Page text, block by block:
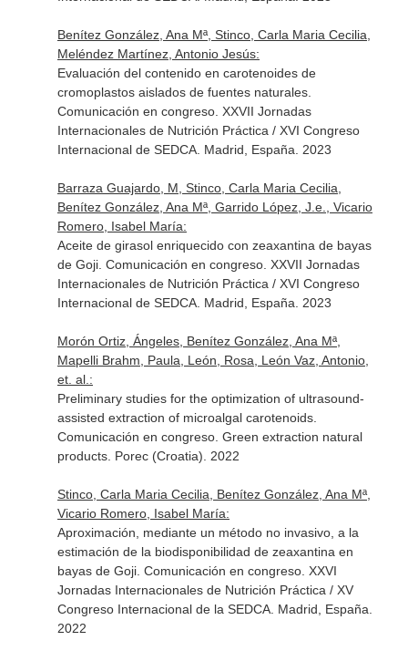
Benítez González, Ana Mª, Stinco, Carla Maria Cecilia,
Meléndez Martínez, Antonio Jesús:
Evaluación del contenido en carotenoides de
cromoplastos aislados de fuentes naturales.
Comunicación en congreso. XXVII Jornadas
Internacionales de Nutrición Práctica / XVI Congreso
Internacional de SEDCA. Madrid, España. 2023
Barraza Guajardo, M, Stinco, Carla Maria Cecilia,
Benítez González, Ana Mª, Garrido López, J.e., Vicario
Romero, Isabel María:
Aceite de girasol enriquecido con zeaxantina de bayas
de Goji. Comunicación en congreso. XXVII Jornadas
Internacionales de Nutrición Práctica / XVI Congreso
Internacional de SEDCA. Madrid, España. 2023
Morón Ortiz, Ángeles, Benítez González, Ana Mª,
Mapelli Brahm, Paula, León, Rosa, León Vaz, Antonio,
et. al.:
Preliminary studies for the optimization of ultrasound-
assisted extraction of microalgal carotenoids.
Comunicación en congreso. Green extraction natural
products. Porec (Croatia). 2022
Stinco, Carla Maria Cecilia, Benítez González, Ana Mª,
Vicario Romero, Isabel María:
Aproximación, mediante un método no invasivo, a la
estimación de la biodisponibilidad de zeaxantina en
bayas de Goji. Comunicación en congreso. XXVI
Jornadas Internacionales de Nutrición Práctica / XV
Congreso Internacional de la SEDCA. Madrid, España.
2022